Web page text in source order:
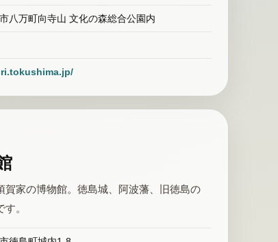
八万町向寺山 文化の森総合公園内
家の博物館。徳島城、阿波藩、旧徳島の
。